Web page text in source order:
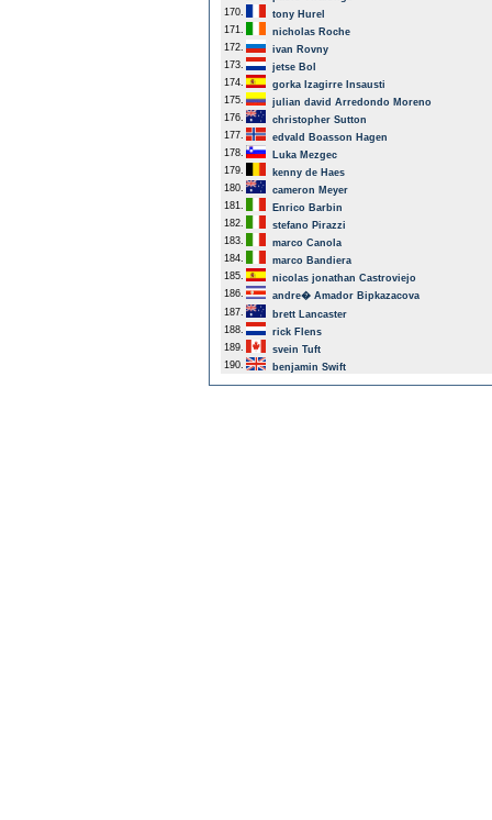
170.
tony Hurel
171.
nicholas Roche
172.
ivan Rovny
173.
jetse Bol
174.
gorka Izagirre Insausti
175.
julian david Arredondo Moreno
176.
christopher Sutton
177.
edvald Boasson Hagen
178.
Luka Mezgec
179.
kenny de Haes
180.
cameron Meyer
181.
Enrico Barbin
182.
stefano Pirazzi
183.
marco Canola
184.
marco Bandiera
185.
nicolas jonathan Castroviejo
186.
andre� Amador Bipkazacova
187.
brett Lancaster
188.
rick Flens
189.
svein Tuft
190.
benjamin Swift